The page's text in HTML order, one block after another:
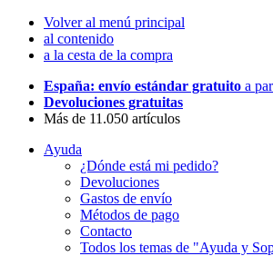
Volver al menú principal
al contenido
a la cesta de la compra
España: envío estándar gratuito a
Devoluciones gratuitas
Más de 11.050 artículos
Ayuda
¿Dónde está mi pedido?
Devoluciones
Gastos de envío
Métodos de pago
Contacto
Todos los temas de "Ayuda y